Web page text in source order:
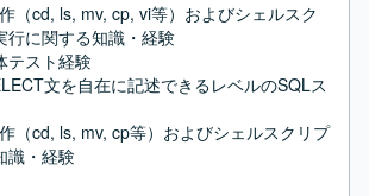
（cd, ls, mv, cp, vi等）およびシェルスク
行に関する知識・経験
テスト経験
文を自在に記述できるレベルのSQLス
（cd, ls, mv, cp等）およびシェルスクリプ
識・経験